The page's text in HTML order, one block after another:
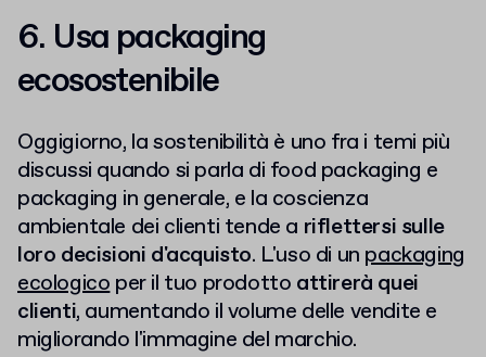
6. Usa packaging
ecosostenibile
Oggigiorno, la sostenibilità è uno fra i temi più
discussi quando si parla di food packaging e
packaging in generale, e la coscienza
ambientale dei clienti tende a riflettersi sulle
loro decisioni d'acquisto. L'uso di un packaging
ecologicoper il tuo prodotto attirerà quei
clienti, aumentando il volume delle vendite e
migliorando l'immagine del marchio.